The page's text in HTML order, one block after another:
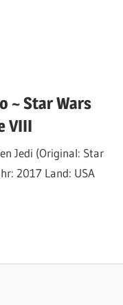
~ Star Wars
VIII
Jedi (Original: Star
2017 Land: USA